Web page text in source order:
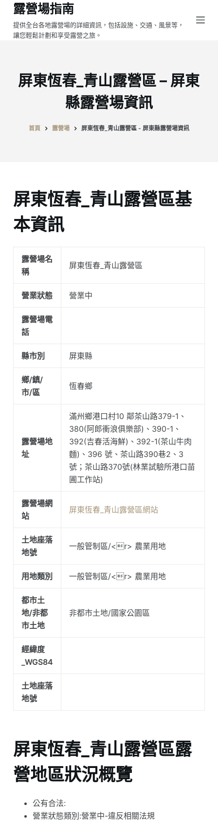
跳
至
主
露營場指南
提供全台各地露營場的詳細資訊，包括設施、交通、風景等，
讓您輕鬆計劃和享受露營之旅。
屏東恆春_青山露營區 – 屏東
縣露營場資訊
首頁 露營場 屏東恆春_青山露營區 - 屏東縣露營場資訊
屏東恆春_青山露營區基
本資訊
露營場名
稱
屏東恆春_青山露營區
營業狀態 營業中
露營場電
話
縣市別 屏東縣
鄉/鎮/
市/區
恆春鄉
露營場地
址
滿州鄉港口村10 鄰茶山路379-1、
380(阿郎衝浪俱樂部)、390-1、
392(吉春活海鮮)、392-1(茶山牛肉
麵)、396 號、茶山路390巷2、3
號；茶山路370號(林業試驗所港口苗
圃工作站)
露營場網
站
屏東恆春_青山露營區網站
土地座落
地號
一般管制區/<r> 農業用地
用地類別 一般管制區/<r> 農業用地
都市土
地/非都
市土地
非都市土地/國家公園區
經緯度
_WGS84
土地座落
地號
屏東恆春_青山露營區露
營地區狀況概覽
公有合法:
營業狀態類別:營業中-違反相關法規